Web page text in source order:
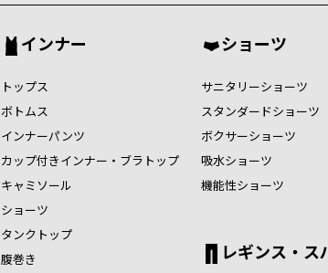
インナー
トップス
ボトムス
インナーパンツ
カップ付きインナー・ブラトップ
キャミソール
ショーツ
タンクトップ
腹巻き
ショーツ
サニタリーショーツ
スタンダードショーツ
ボクサーショーツ
吸水ショーツ
機能性ショーツ
レギンス・ス